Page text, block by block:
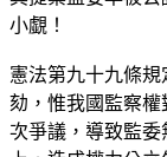
小覷！
憲法第九十九條
劾，惟我國監察
次爭議，導致監委